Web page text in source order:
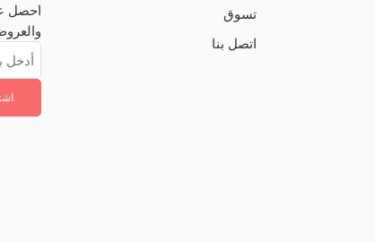
تسوق
اتصل بنا
احصل